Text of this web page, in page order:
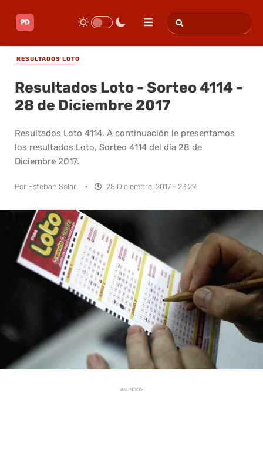
RESULTADOS LOTO
Resultados Loto - Sorteo 4114 -
28 de Diciembre 2017
Resultados Loto 4114. A continuación le presentamos
los resultados Loto, Sorteo 4114 del día 28 de
Diciembre 2017.
Por Esteban Solari · 28 Diciembre, 2017 - 23:29
ANUNCIOS